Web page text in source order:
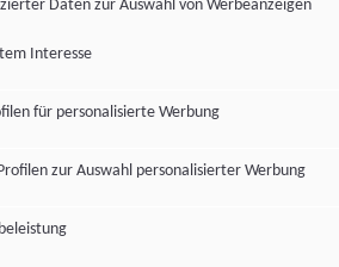
Werbung lesen
mit Ihrer Zustimmung zur
für Webanalyse und Werbemaßnahmen.
Daten zur Auswahl von Werbeanzeigen
Interesse
für personalisierte Werbung
zur Auswahl personalisierter Werbung